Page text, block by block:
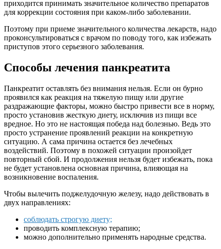
приходится принимать значительное количество препаратов
для коррекции состояния при каком-либо заболевании.
Поэтому при приеме значительного количества лекарств, надо
проконсультироваться с врачом по поводу того, как избежать
приступов этого серьезного заболевания.
Способы лечения панкреатита
Панкреатит оставлять без внимания нельзя. Если он бурно
проявился как реакция на тяжелую пищу или другие
раздражающие факторы, можно быстро привести все в норму,
просто установив жесткую диету, исключив из пищи все
вредное. Но это не настоящая победа над болезнью. Ведь это
просто устранение проявлений реакции на конкретную
ситуацию. А сама причина остается без лечебных
воздействий. Поэтому в похожей ситуации произойдет
повторный сбой. И продолжения нельзя будет избежать, пока
не будет установлена основная причина, влияющая на
возникновение воспаления.
Чтобы вылечить поджелудочную железу, надо действовать в
двух направлениях:
соблюдать строгую диету;
проводить комплексную терапию;
можно дополнительно применять народные средства.